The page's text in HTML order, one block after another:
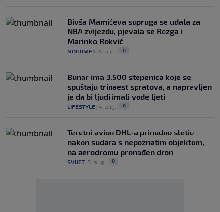
Bivša Mamićeva supruga se udala za
NBA zvijezdu, pjevala se Rozga i
Marinko Rokvić
NOGOMET 5. aug. 0
Bunar imа 3.500 stepenica koje se
spuštaju trinaest spratova, a napravljen
je da bi ljudi imali vode ljeti
LIFESTYLE 4. aug. 0
Teretni avion DHL-a prinudno sletio
nakon sudara s nepoznatim objektom,
na aerodromu pronađen dron
SVIJET 5. aug. 0